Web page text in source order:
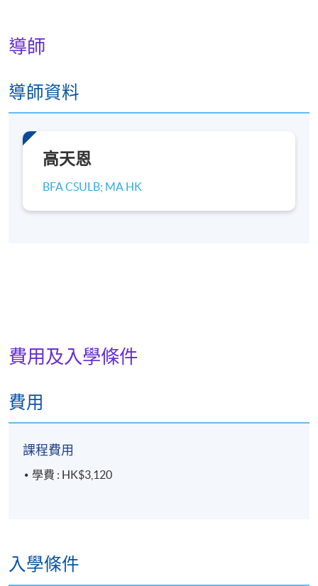
導師
導師資料
高天恩
BFA CSULB; MA HK
費用及入學條件
費用
課程費用
學費 : HK$3,120
入學條件